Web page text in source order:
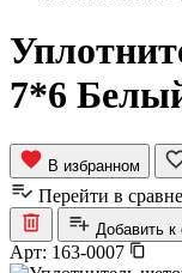
7*6
В избранном
Перейти в
Добавить
Арт: 163-0007